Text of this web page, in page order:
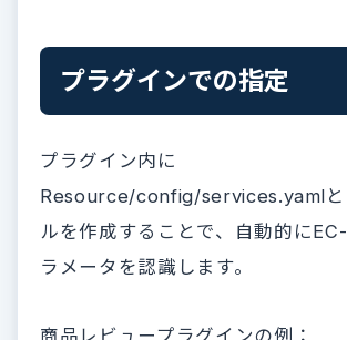
プラグインでの指定
プラグイン内に
Resource/config/services.yamlと
ルを作成することで、自動的に
ラメータを認識します。
商品レビュープラグインの例：